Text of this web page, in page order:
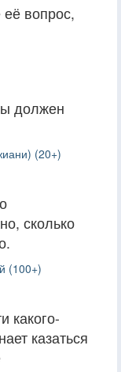
вопрос,
должен
(20+)
сколько
(100+)
какого-
казаться